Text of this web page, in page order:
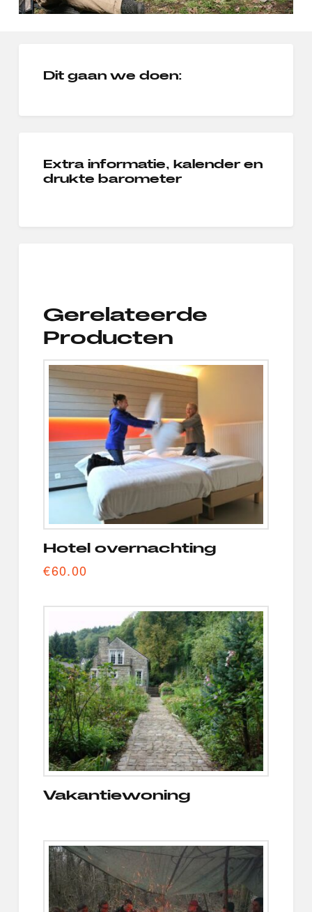
Dit gaan we doen:
Extra informatie, kalender en
drukte barometer
Gerelateerde
Producten
Hotel overnachting
€60.00
Vakantiewoning